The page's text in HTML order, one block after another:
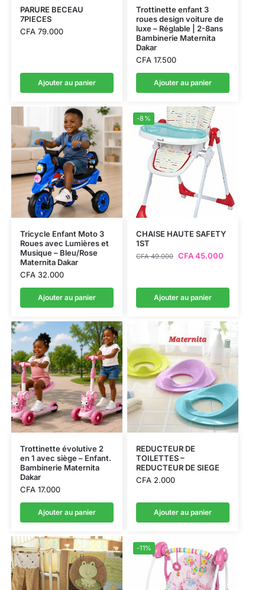
PARURE BECEAU
7PIECES
CFA79.000
Ajouter au panier
Trottinette enfant 3
roues design voiture de
luxe – Réglable | 2-8ans
Bambinerie Maternita
Dakar
CFA17.500
Ajouter au panier
Tricycle Enfant Moto 3
Roues avec Lumières et
Musique – Bleu/Rose
Maternita Dakar
CFA32.000
Ajouter au panier
-8%
CHAISE HAUTE SAFETY
1ST
CFA49.000 CFA45.000
Ajouter au panier
Trottinette évolutive 2
en 1 avec siège – Enfant.
Bambinerie Maternita
Dakar
CFA17.000
Ajouter au panier
REDUCTEUR DE
TOILETTES –
REDUCTEUR DE SIEGE
CFA2.000
Ajouter au panier
-11%